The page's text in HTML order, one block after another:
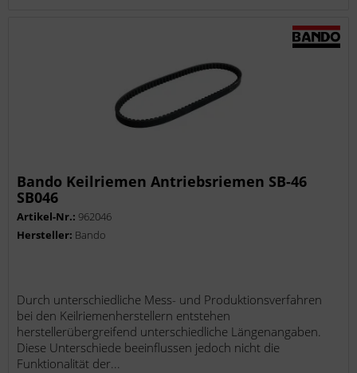
Bando Keilriemen Antriebsriemen SB-46
SB046
Artikel-Nr.: 962046
Hersteller: Bando
Durch unterschiedliche Mess- und Produktionsverfahren
bei den Keilriemenherstellern entstehen
herstellerübergreifend unterschiedliche Längenangaben.
Diese Unterschiede beeinflussen jedoch nicht die
Funktionalität der...